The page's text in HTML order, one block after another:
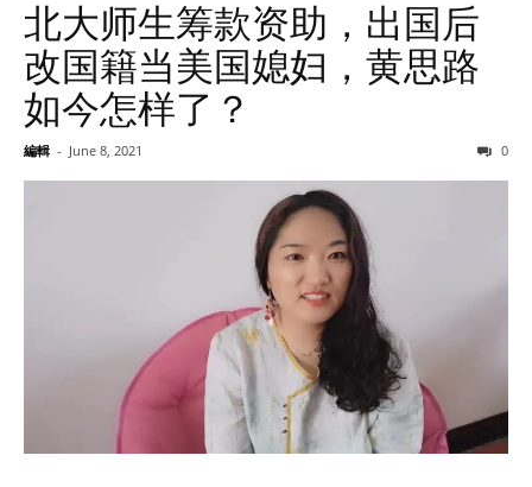
北大师生筹款资助，出国后
改国籍当美国媳妇，黄思路
如今怎样了？
編輯 - June 8, 2021 0